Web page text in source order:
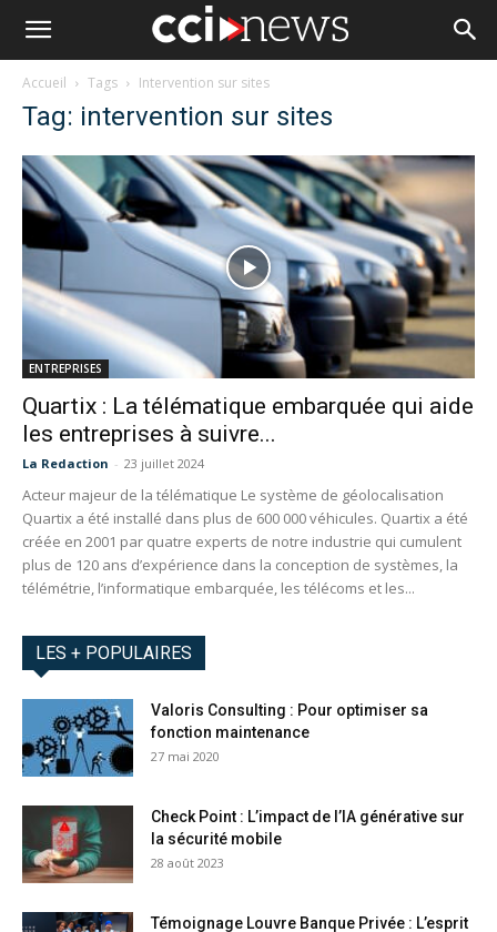
Accueil Tags Intervention sur sites
Tag: intervention sur sites
ENTREPRISES
Quartix : La télématique embarquée qui aide
les entreprises à suivre...
La Redaction - 23 juillet 2024
Acteur majeur de la télématique Le système de géolocalisation
Quartix a été installé dans plus de 600 000 véhicules. Quartix a été
créée en 2001 par quatre experts de notre industrie qui cumulent
plus de 120 ans d’expérience dans la conception de systèmes, la
télémétrie, l’informatique embarquée, les télécoms et les...
LES + POPULAIRES
Valoris Consulting : Pour optimiser sa
fonction maintenance
27 mai 2020
Check Point : L’impact de l’IA générative sur
la sécurité mobile
28 août 2023
Témoignage Louvre Banque Privée : L’esprit